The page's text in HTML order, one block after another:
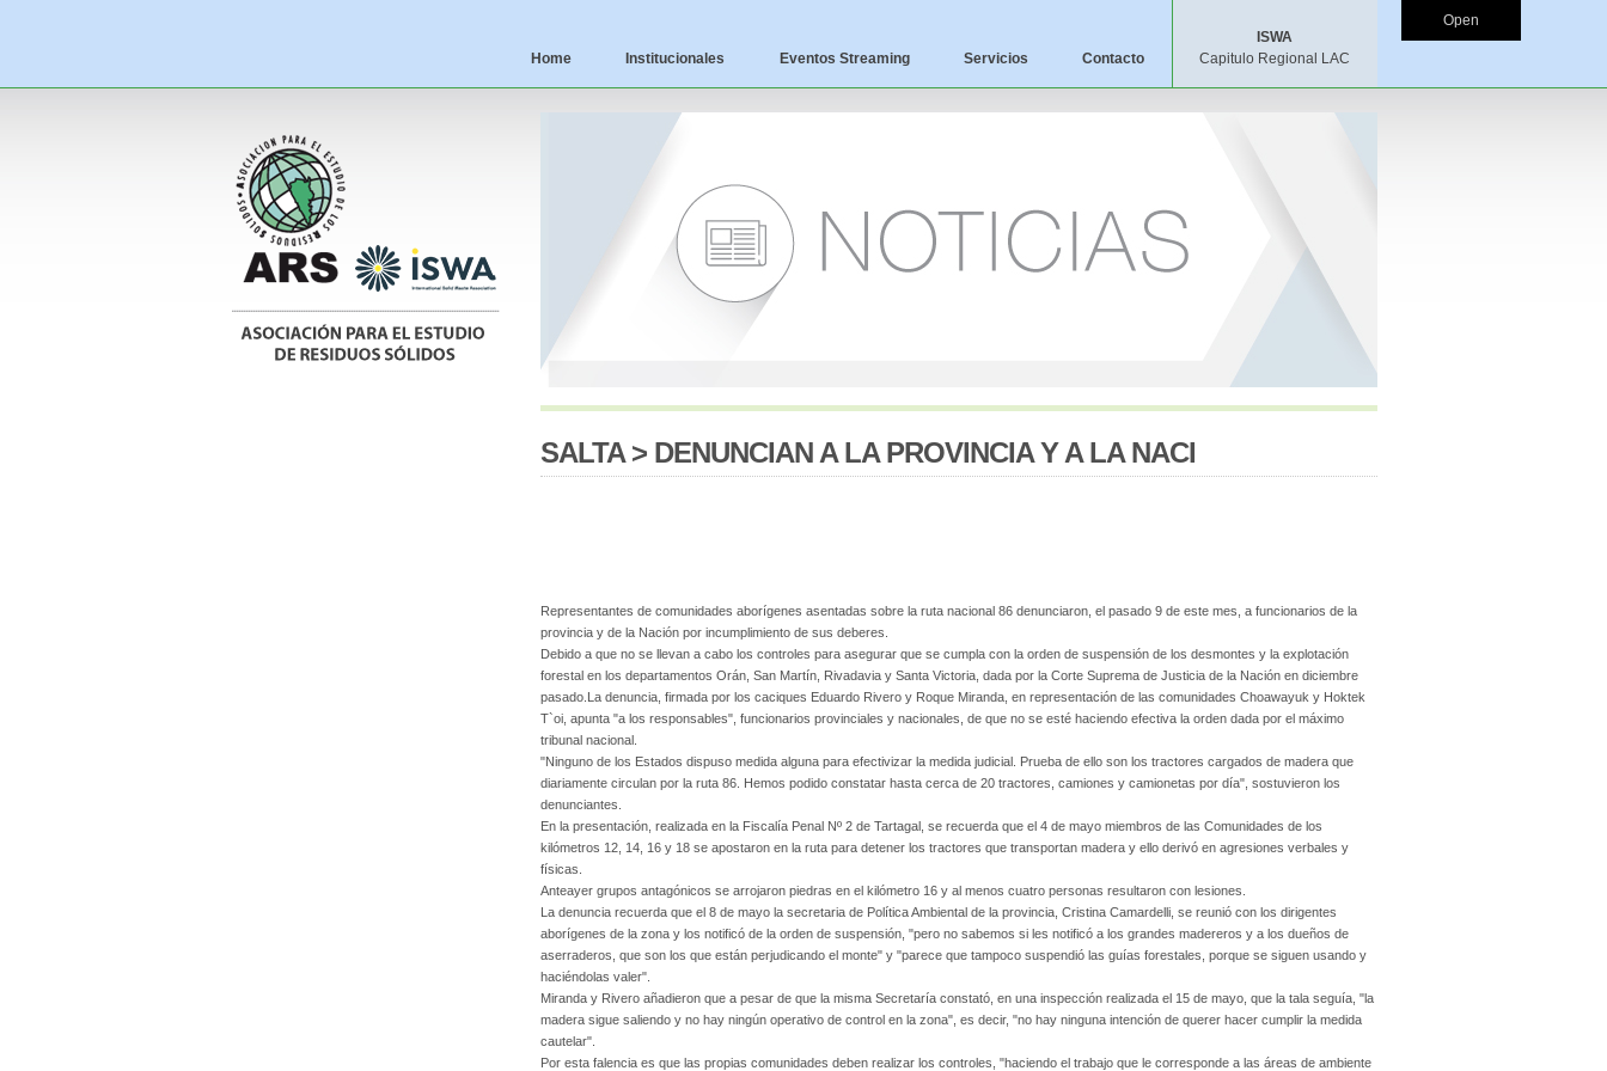
Home Institucionales Eventos Streaming Servicios Contacto
ISWA
Capitulo Regional LAC
SALTA > DENUNCIAN A LA PROVINCIA Y A LA NACI
Representantes de comunidades aborígenes asentadas sobre la ruta nacional 86 denunciaron, el pasado 9 de este mes, a funcionarios de la
provincia y de la Nación por incumplimiento de sus deberes.
Debido a que no se llevan a cabo los controles para asegurar que se cumpla con la orden de suspensión de los desmontes y la explotación
forestal en los departamentos Orán, San Martín, Rivadavia y Santa Victoria, dada por la Corte Suprema de Justicia de la Nación en diciembre
pasado.La denuncia, firmada por los caciques Eduardo Rivero y Roque Miranda, en representación de las comunidades Choawayuk y Hoktek
T`oi, apunta "a los responsables", funcionarios provinciales y nacionales, de que no se esté haciendo efectiva la orden dada por el máximo
tribunal nacional.
"Ninguno de los Estados dispuso medida alguna para efectivizar la medida judicial. Prueba de ello son los tractores cargados de madera que
diariamente circulan por la ruta 86. Hemos podido constatar hasta cerca de 20 tractores, camiones y camionetas por día", sostuvieron los
denunciantes.
En la presentación, realizada en la Fiscalía Penal Nº 2 de Tartagal, se recuerda que el 4 de mayo miembros de las Comunidades de los
kilómetros 12, 14, 16 y 18 se apostaron en la ruta para detener los tractores que transportan madera y ello derivó en agresiones verbales y
físicas.
Anteayer grupos antagónicos se arrojaron piedras en el kilómetro 16 y al menos cuatro personas resultaron con lesiones.
La denuncia recuerda que el 8 de mayo la secretaria de Política Ambiental de la provincia, Cristina Camardelli, se reunió con los dirigentes
aborígenes de la zona y los notificó de la orden de suspensión, "pero no sabemos si les notificó a los grandes madereros y a los dueños de
aserraderos, que son los que están perjudicando el monte" y "parece que tampoco suspendió las guías forestales, porque se siguen usando y
haciéndolas valer".
Miranda y Rivero añadieron que a pesar de que la misma Secretaría constató, en una inspección realizada el 15 de mayo, que la tala seguía, "la
madera sigue saliendo y no hay ningún operativo de control en la zona", es decir, "no hay ninguna intención de querer hacer cumplir la medida
cautelar".
Por esta falencia es que las propias comunidades deben realizar los controles, "haciendo el trabajo que le corresponde a las áreas de ambiente
Open